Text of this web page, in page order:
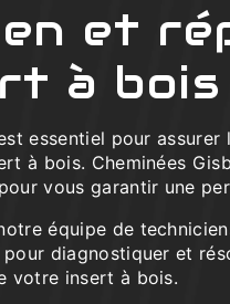
et
à bois
essentiel pour
à bois. Cheminées
vous garantir une
équipe de
diagnostiquer et
votre insert à bois.